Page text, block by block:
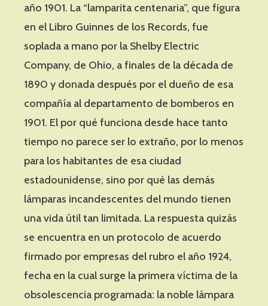
año 1901. La “lamparita centenaria”, que figura
en el Libro Guinnes de los Records, fue
soplada a mano por la Shelby Electric
Company, de Ohio, a finales de la década de
1890 y donada después por el dueño de esa
compañía al departamento de bomberos en
1901. El por qué funciona desde hace tanto
tiempo no parece ser lo extraño, por lo menos
para los habitantes de esa ciudad
estadounidense, sino por qué las demás
lámparas incandescentes del mundo tienen
una vida útil tan limitada. La respuesta quizás
se encuentra en un protocolo de acuerdo
firmado por empresas del rubro el año 1924,
fecha en la cual surge la primera víctima de la
obsolescencia programada: la noble lámpara